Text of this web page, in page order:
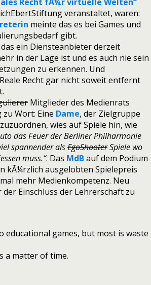
veranstaltet, waren:
meinte das es bei Games und
gibt.
ein Diensteanbieter derzeit
in der Lage ist und es auch nie sein
zu erkennen. Und
Recht gar nicht soweit entfernt
Mitglieder des Medienrats
Wort: Eine Dame, der Zielgruppe
wies auf Spiele hin, wie
das Feuer der Berliner Philharmonie
spannender alsEgoShooterSpiele wo
muss.“. Das MdBauf dem Podium
kÃ¼rzlich ausgelobten Spielepreis
mehr Medienkompetenz. Neu
Einschluss der Lehrerschaft zu
educational games, but most is waste
a matter of time.